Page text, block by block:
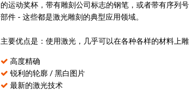
的运动奖杯，带有雕刻公司标志的钢笔，或者带有序列
部件 - 这些都是激光雕刻的典型应用领域。
主要优点是：使用激光，几乎可以在各种各样的材料上雕
高度精确
锐利的轮廓 / 黑白图片
最新的激光技术